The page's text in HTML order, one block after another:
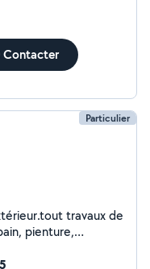
Contacter
Particulier
travaux de
pienture,